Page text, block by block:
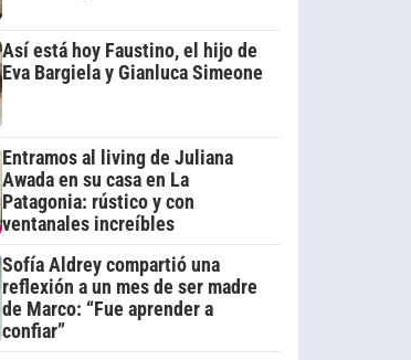
Así está hoy Faustino, el hijo de
Eva Bargiela y Gianluca Simeone
Entramos al living de Juliana
Awada en su casa en La
Patagonia: rústico y con
ventanales increíbles
Sofía Aldrey compartió una
reflexión a un mes de ser madre
de Marco: “Fue aprender a
confiar”